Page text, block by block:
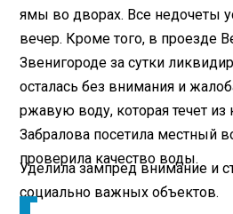
ямы во дворах. Все недочеты
вечер. Кроме того, в проезде
Звенигороде за сутки
осталась без внимания и
ржавую воду, которая течет из
Забралова посетила местный
проверила качество воды.
Уделила зампред внимание и
социально важных объектов.